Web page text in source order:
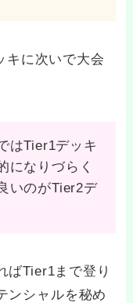
キに次いで大会
はTier1デッキ
になりづらく
いのがTier2デ
ばTier1まで登り
ンシャルを秘め